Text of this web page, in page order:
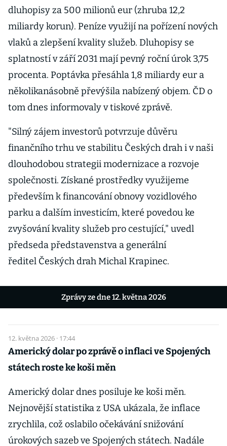
dluhopisy za 500 milionů eur (zhruba 12,2
miliardy korun). Peníze využijí na pořízení nových
vlaků a zlepšení kvality služeb. Dluhopisy se
splatností v září 2031 mají pevný roční úrok 3,75
procenta. Poptávka přesáhla 1,8 miliardy eur a
několikanásobně převýšila nabízený objem. ČD o
tom dnes informovaly v tiskové zprávě.
"Silný zájem investorů potvrzuje důvěru
finančního trhu ve stabilitu Českých drah i v naši
dlouhodobou strategii modernizace a rozvoje
společnosti. Získané prostředky využijeme
především k financování obnovy vozidlového
parku a dalším investicím, které povedou ke
zvyšování kvality služeb pro cestující," uvedl
předseda představenstva a generální
ředitel Českých drah Michal Krapinec.
Zprávy ze dne 12. května 2026
12. května 2026 · 17:44
Americký dolar po zprávě o inflaci ve Spojených
státech roste ke koši měn
Americký dolar dnes posiluje ke koši měn.
Nejnovější statistika z USA ukázala, že inflace
zrychlila, což oslabilo očekávání snižování
úrokových sazeb ve Spojených státech. Nadále